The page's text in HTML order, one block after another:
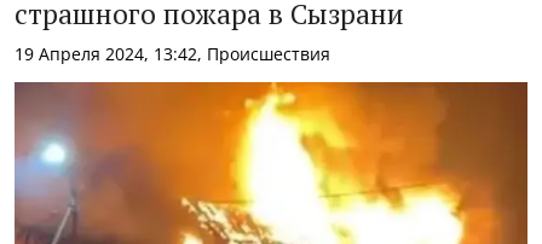
страшного пожара в Сызрани
19 Апреля 2024, 13:42, Происшествия